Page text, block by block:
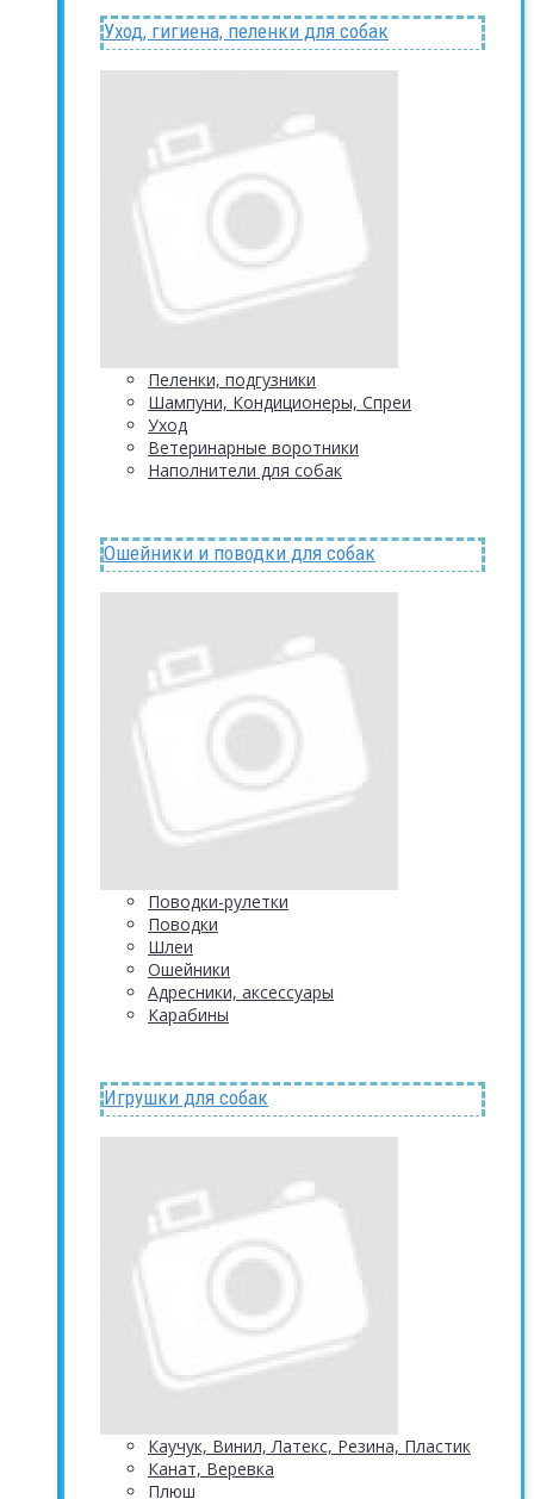
Уход, гигиена, пеленки для собак
Пеленки, подгузники
Шампуни, Кондиционеры, Спреи
Уход
Ветеринарные воротники
Наполнители для собак
Ошейники и поводки для собак
Поводки-рулетки
Поводки
Шлеи
Ошейники
Адресники, аксессуары
Карабины
Игрушки для собак
Каучук, Винил, Латекс, Резина, Пластик
Канат, Веревка
Плюш